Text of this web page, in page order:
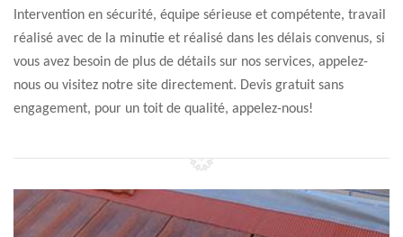
Intervention en sécurité, équipe sérieuse et compétente, travail
réalisé avec de la minutie et réalisé dans les délais convenus, si
vous avez besoin de plus de détails sur nos services, appelez-
nous ou visitez notre site directement. Devis gratuit sans
engagement, pour un toit de qualité, appelez-nous!